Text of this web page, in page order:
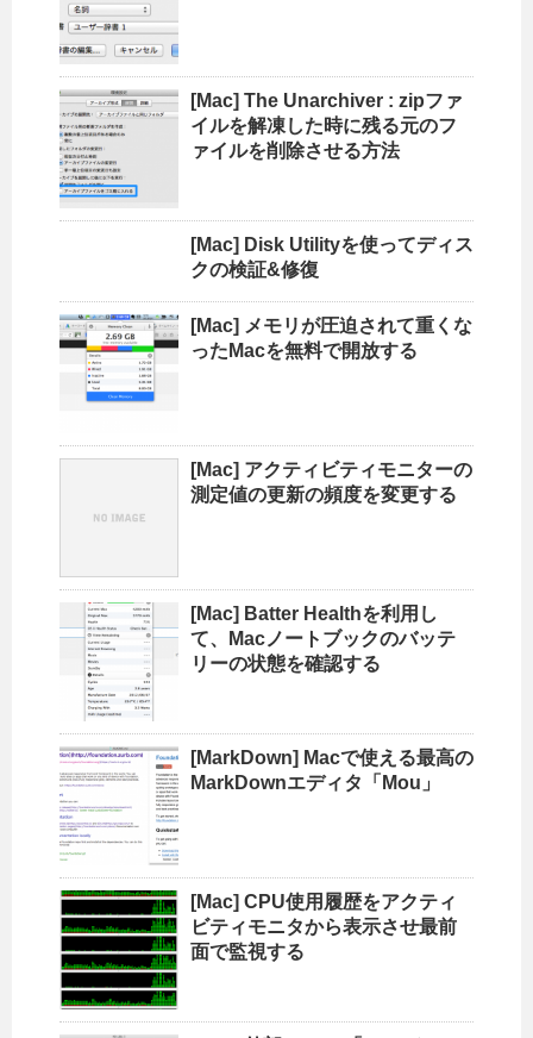
[Mac] The Unarchiver : zipファ
イルを解凍した時に残る元のフ
ァイルを削除させる方法
[Mac] Disk Utilityを使ってディス
クの検証&修復
[Mac] メモリが圧迫されて重くな
ったMacを無料で開放する
[Mac] アクティビティモニターの
測定値の更新の頻度を変更する
[Mac] Batter Healthを利用し
て、Macノートブックのバッテ
リーの状態を確認する
[MarkDown] Macで使える最高の
MarkDownエディタ「Mou」
[Mac] CPU使用履歴をアクティ
ビティモニタから表示させ最前
面で監視する